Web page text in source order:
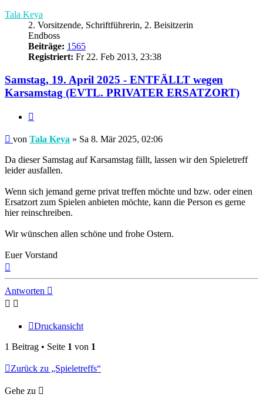
Tala Keya
2. Vorsitzende, Schriftführerin, 2. Beisitzerin
Endboss
Beiträge: 1565
Registriert: Fr 22. Feb 2013, 23:38
Samstag, 19. April 2025 - ENTFÄLLT wegen
Karsamstag (EVTL. PRIVATER ERSATZORT)
Beitrag
von Tala Keya » Sa 8. Mär 2025, 02:06
Da dieser Samstag auf Karsamstag fällt, lassen wir den Spieletreff
leider ausfallen.
Wenn sich jemand gerne privat treffen möchte und bzw. oder einen
Ersatzort zum Spielen anbieten möchte, kann die Person es gerne
hier reinschreiben.
Wir wünschen allen schöne und frohe Ostern.
Euer Vorstand
Antworten
Druckansicht
1 Beitrag • Seite 1 von 1
Zurück zu „Spieletreffs“
Gehe zu